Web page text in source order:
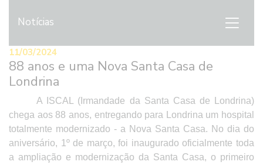
Notícias
11/03/2024
88 anos e uma Nova Santa Casa de
Londrina
A ISCAL (Irmandade da Santa Casa de Londrina)
chega aos 88 anos, entregando para Londrina um hospital
totalmente modernizado - a Nova Santa Casa. No dia do
aniversário, 1º de março, foi inaugurado oficialmente toda
a ampliação e modernização da Santa Casa, o primeiro